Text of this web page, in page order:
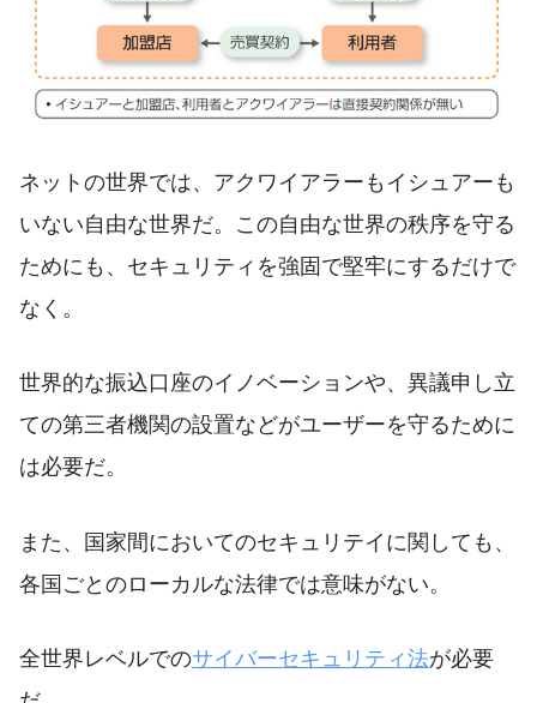
ネットの世界では、アクワイアラーもイシュアーも
いない自由な世界だ。この自由な世界の秩序を守る
ためにも、セキュリティを強固で堅牢にするだけで
なく。
世界的な振込口座のイノベーションや、異議申し立
ての第三者機関の設置などがユーザーを守るために
は必要だ。
また、国家間においてのセキュリテイに関しても、
各国ごとのローカルな法律では意味がない。
全世界レベルでのサイバーセキュリティ法が必要